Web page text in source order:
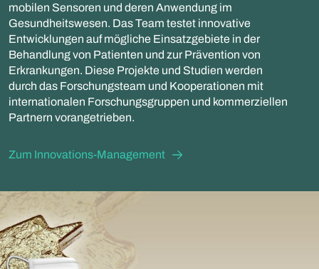
mobilen Sensoren und deren Anwendung im
Gesundheitswesen. Das Team testet innovative
Entwicklungen auf mögliche Einsatzgebiete in der
Behandlung von Patienten und zur Prävention von
Erkrankungen. Diese Projekte und Studien werden
durch das Forschungsteam und Kooperationen mit
internationalen Forschungsgruppen und kommerziellen
Partnern vorangetrieben.
Zum Innovations-Management